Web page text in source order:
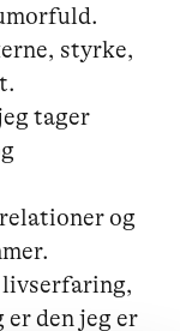
styrke,
tager
og
livserfaring,
den jeg er